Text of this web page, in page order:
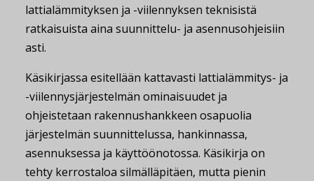
lattialämmityksen ja -viilennyksen teknisistä
ratkaisuista aina suunnittelu- ja asennusohjeisiin
asti.
Käsikirjassa esitellään kattavasti lattialämmitys- ja
-viilennysjärjestelmän ominaisuudet ja
ohjeistetaan rakennushankkeen osapuolia
järjestelmän suunnittelussa, hankinnassa,
asennuksessa ja käyttöönotossa. Käsikirja on
tehty kerrostaloa silmälläpitäen, mutta pienin